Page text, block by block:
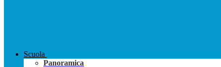
Scuola
Panoramica